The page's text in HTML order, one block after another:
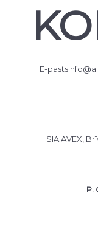
E-pasts
SIA AVEX,
P.